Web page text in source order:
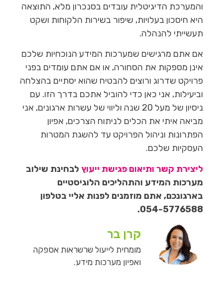
והמערכת הדיגיטלית עובדים בסנכרון מלא, התוצאה
היא חיסכון בעלויות, שיפור בשירות הלקוחות ושקט
תעשייתי להנהלה.
אם אתם מרגישים שמערכות המידע הנוכחיות שלכם
אינן מספקות את הסחורה, או אם אתם עומדים בפני
פרויקט שדרוג ורוצים להבטיח שהוא יסתיים בהצלחה
וביעילות, אני כאן כדי להוביל אתכם בדרך הזו. עם
ניסיון של מעל 20 שנה וליווי של עשרות ארגונים, אני
מביאה איתי את הכלים לניתוח הצרכים, אפיון
הפתרונות וניהול הפרויקט עד להשגת המטרות
העסקיות שלכם.
ליצירת קשר ותיאום פגישת ייעוץ לבחינת שילוב
מערכות המידע והתהליכים הלוגיסטיים
בארגונכם, אתם מוזמנים לפנות אליי בטלפון
054-5776588.
קרן בר
מומחית לייעול שרשראות אספקה
ואפיון מערכות מידע.